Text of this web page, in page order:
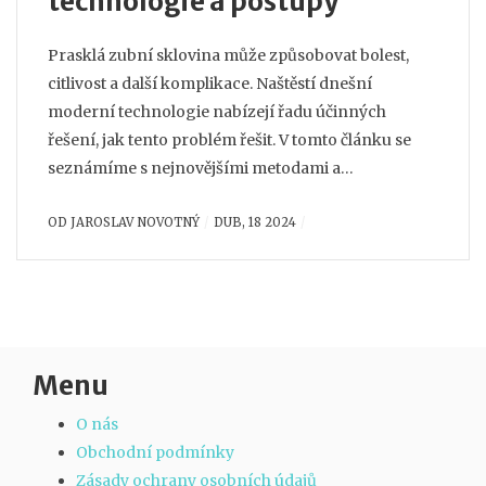
Prasklá zubní sklovina může způsobovat bolest,
citlivost a další komplikace. Naštěstí dnešní
moderní technologie nabízejí řadu účinných
řešení, jak tento problém řešit. V tomto článku se
seznámíme s nejnovějšími metodami a
remineralizační gely, laserové technologie a
OD JAROSLAV NOVOTNÝ DUB, 18 2024
Menu
O nás
Obchodní podmínky
Zásady ochrany osobních údajů